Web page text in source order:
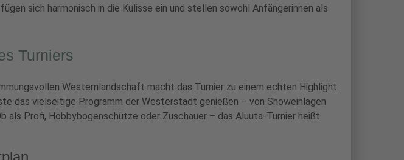
sich harmonisch in die Kulisse ein und stellen sowohl Anfängerinnen als
Turniers
Westernlandschaft macht das Turnier zu einem echten Highlight.
das vielseitige Programm der Westerstadt genießen – von Showeinlagen
als Profi, Hobbybogenschütze oder Zuschauer – das Aluuta-Turnier heißt